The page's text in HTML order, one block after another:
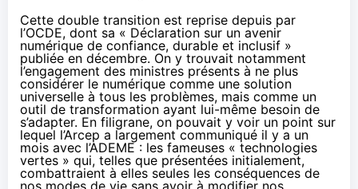
Cette double transition est reprise depuis par
l’OCDE, dont sa « Déclaration sur un avenir
numérique de confiance, durable et inclusif »
publiée en décembre. On y trouvait notamment
l’engagement des ministres présents à ne plus
considérer le numérique comme une solution
universelle à tous les problèmes, mais comme un
outil de transformation ayant lui-même besoin de
s’adapter. En filigrane, on pouvait y voir un point sur
lequel l’Arcep a largement communiqué il y a un
mois avec l’ADEME : les fameuses « technologies
vertes » qui, telles que présentées initialement,
combattraient à elles seules les conséquences de
nos modes de vie sans avoir à modifier nos